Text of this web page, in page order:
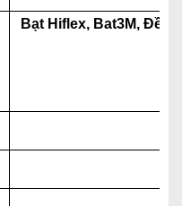
Bạt Hiflex, Bat3M, Đề